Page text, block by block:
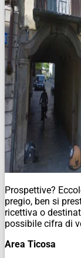
Prospettive?
pregio, ben si
ricettiva o
possibile cifra di
Area Ticosa